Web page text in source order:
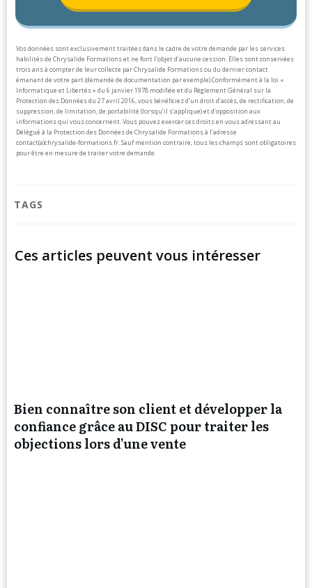
Vos données sont exclusivement traitées dans le cadre de votre demande par les services
habilités de Chrysalide Formations et ne font l’objet d’aucune cession. Elles sont conservées
trois ans à compter de leur collecte par Chrysalide Formations ou du dernier contact
émanant de votre part (demande de documentation par exemple).Conformément à la loi «
Informatique et Libertés » du 6 janvier 1978 modifiée et du Règlement Général sur la
Protection des Données du 27 avril 2016, vous bénéficiez d’un droit d’accès, de rectification, de
suppression, de limitation, de portabilité (lorsqu’il s’applique) et d’opposition aux
informations qui vous concernent. Vous pouvez exercer ces droits en vous adressant au
Délégué à la Protection des Données de Chrysalide Formations à l’adresse
contact(a)chrysalide-formations.fr.Sauf mention contraire, tous les champs sont obligatoires
pour être en mesure de traiter votre demande.
TAGS
Ces articles peuvent vous intéresser
Bien connaître son client et développer la
confiance grâce au DISC pour traiter les
objections lors d’une vente